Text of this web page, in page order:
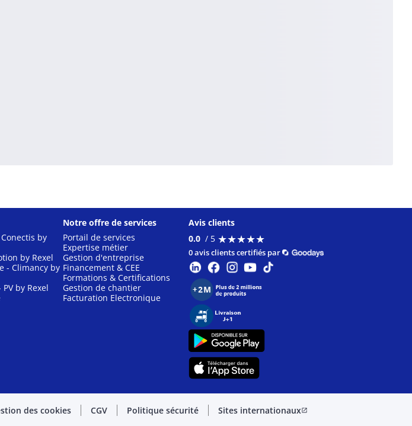
by
by Rexel
- Climancy by
by Rexel
Notre offre de services
Portail de services
Expertise métier
Gestion d'entreprise
Financement & CEE
Formations & Certifications
Gestion de chantier
Facturation Electronique
Avis clients
0.0 / 5 ★★★★★
★★★★★
0 avis clients certifiés par
des cookies CGV Politique sécurité Sites internationauxopen_in_new